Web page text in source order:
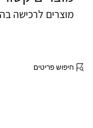
מוצרים לרכישה
חיפוש פריטים